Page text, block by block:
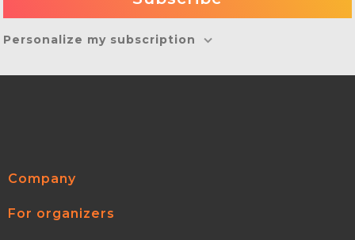
Personalize my subscription
Company
For organizers